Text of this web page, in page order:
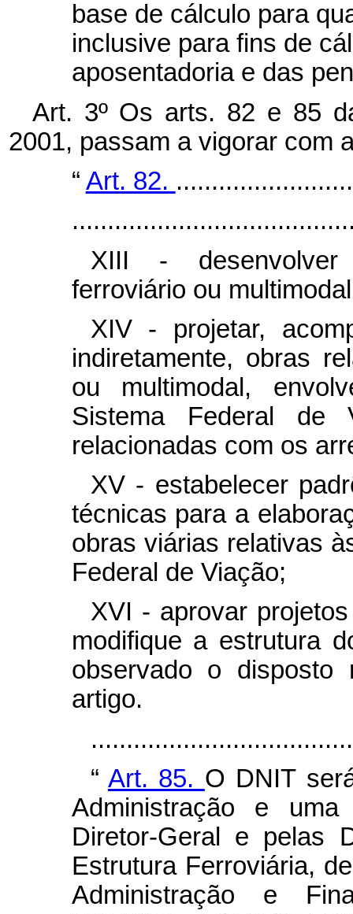
base de cálculo para
inclusive para fins de
aposentadoria e das
Art. 3º Os arts. 82 e 85
2001, passam a vigorar com
“ Art. 82.
XIII - desenvolver
ferroviário ou
XIV - projetar,
indiretamente, obras
ou multimodal,
Sistema Federal de
relacionadas com os
XV - estabelecer
técnicas para a
obras viárias relativas
Federal de Viação;
XVI - aprovar
modifique a estrutura
observado o
artigo.
“Art. 85. O DNIT
Administração e
Diretor-Geral e pelas
Estrutura Ferroviária,
Administração e